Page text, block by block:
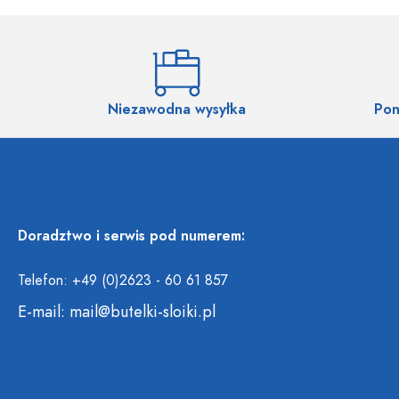
Niezawodna wysyłka
Doradztwo i serwis pod numerem:
Telefon: +49 (0)2623 - 60 61 857
E-mail: mail@butelki-sloiki.pl